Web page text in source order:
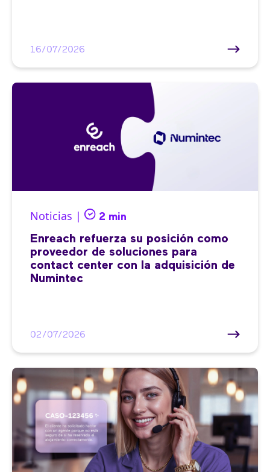
16/07/2026
Noticias | 2 min
Enreach refuerza su posición como
proveedor de soluciones para
contact center con la adquisición de
Numintec
02/07/2026